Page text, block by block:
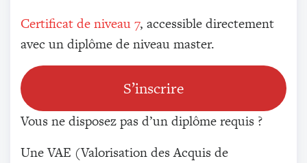
Certificat de niveau 7, accessible directement
avec un diplôme de niveau master.
S’inscrire
Vous ne disposez pas d’un diplôme requis ?
Une VAE (Valorisation des Acquis de